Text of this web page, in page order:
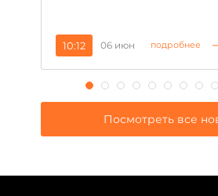
10:12 06 июн подробнее
Посмотреть все